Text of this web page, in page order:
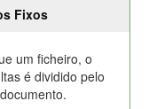
Fixos
um ficheiro, o
é dividido pelo